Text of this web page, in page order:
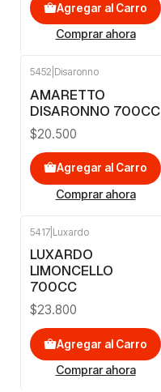
Agregar al Carro
Comprar ahora
5452 Disaronno
AMARETTO
DISARONNO 700CC
$20.500
Agregar al Carro
Comprar ahora
5417 Luxardo
LUXARDO
LIMONCELLO
700CC
$23.800
Agregar al Carro
Comprar ahora